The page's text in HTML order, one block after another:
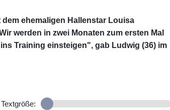
ehemaligen Hallenstar Louisa
werden in zwei Monaten zum ersten Mal
Training einsteigen", gab Ludwig (36) im
Textgröße: